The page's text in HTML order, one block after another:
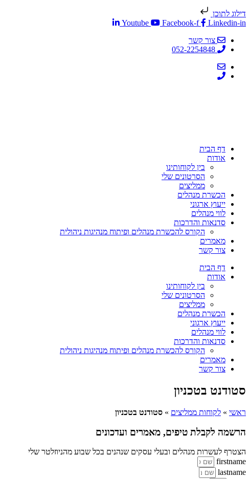
דילוג לתוכן
Youtube
Facebook-f
Linkedin-in
צור קשר
052-2254848
דף הבית
אודות
בין לקוחותינו
הסרטונים שלי
ממליצים
הכשרת מנהלים
ייעוץ ארגוני
לווי מנהלים
סדנאות והדרכות
הקורס להכשרת מנהלים ופיתוח מנהיגות ניהולית
מאמרים
צור קשר
דף הבית
אודות
בין לקוחותינו
הסרטונים שלי
ממליצים
הכשרת מנהלים
ייעוץ ארגוני
לווי מנהלים
סדנאות והדרכות
הקורס להכשרת מנהלים ופיתוח מנהיגות ניהולית
מאמרים
צור קשר
סטודנט בטכניון
ראשי » לקוחות ממליצים » סטודנט בטכניון
הרשמה לקבלת טיפים, מאמרים ועדכונים
הצטרף לעשרות מנהלים ובעלי עסקים שנהנים בכל שבוע מהניוזלטר שלי
firstname
lastname
הכרחי
Cookie אלו
אופציונליים.
הם נדרשים
להפעלת
האתר.
כדי שנוכל
לשפר את
ומבנהו,
אופן השימוש
חוויית